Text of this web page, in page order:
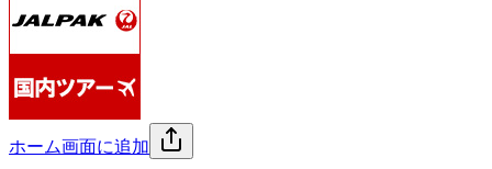
ホーム画面に追加